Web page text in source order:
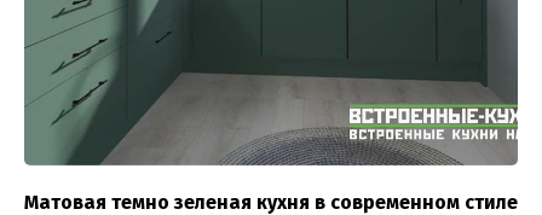
Матовая темно зеленая кухня в современном стиле